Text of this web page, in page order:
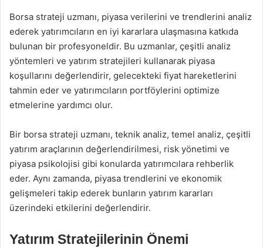
Borsa strateji uzmanı, piyasa verilerini ve trendlerini analiz
ederek yatırımcıların en iyi kararlara ulaşmasına katkıda
bulunan bir profesyoneldir. Bu uzmanlar, çeşitli analiz
yöntemleri ve yatırım stratejileri kullanarak piyasa
koşullarını değerlendirir, gelecekteki fiyat hareketlerini
tahmin eder ve yatırımcıların portföylerini optimize
etmelerine yardımcı olur.
Bir borsa strateji uzmanı, teknik analiz, temel analiz, çeşitli
yatırım araçlarının değerlendirilmesi, risk yönetimi ve
piyasa psikolojisi gibi konularda yatırımcılara rehberlik
eder. Aynı zamanda, piyasa trendlerini ve ekonomik
gelişmeleri takip ederek bunların yatırım kararları
üzerindeki etkilerini değerlendirir.
Yatırım Stratejilerinin Önemi